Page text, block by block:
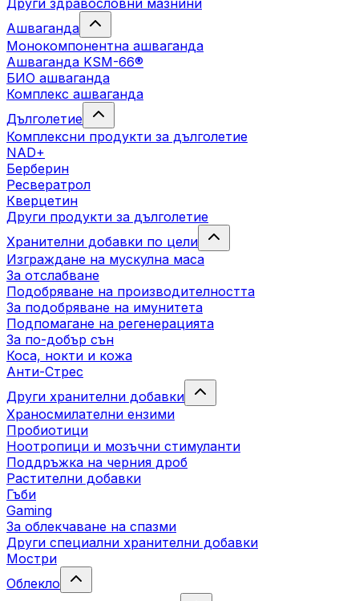
Други здравословни мазнини
Ашваганда
Монокомпонентна ашваганда
Ашваганда KSM-66®
БИО ашваганда
Комплекс ашваганда
Дълголетие
Комплексни продукти за дълголетие
NAD+
Берберин
Ресвератрол
Кверцетин
Други продукти за дълголетие
Хранителни добавки по цели
Изграждане на мускулна маса
За отслабване
Подобряване на производителността
За подобряване на имунитета
Подпомагане на регенерацията
За по-добър сън
Коса, нокти и кожа
Анти-Стрес
Други хранителни добавки
Храносмилателни ензими
Пробиотици
Ноотропици и мозъчни стимуланти
Поддръжка на черния дроб
Растителни добавки
Гъби
Gaming
За облекчаване на спазми
Други специални хранителни добавки
Мостри
Облекло